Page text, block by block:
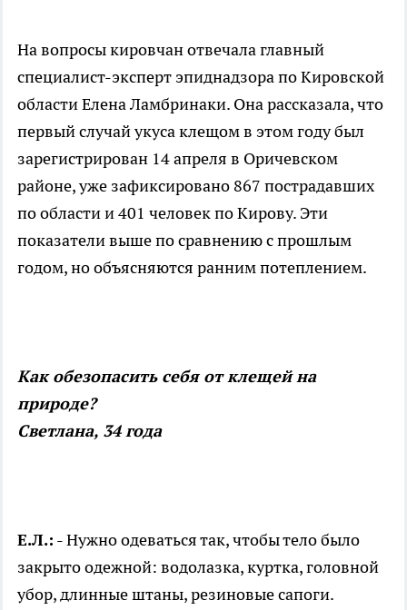
На вопросы кировчан отвечала главный
специалист-эксперт эпиднадзора по Кировской
области Елена Ламбринаки. Она рассказала, что
первый случай укуса клещом в этом году был
зарегистрирован 14 апреля в Оричевском
районе, уже зафиксировано 867 пострадавших
по области и 401 человек по Кирову. Эти
показатели выше по сравнению с прошлым
годом, но объясняются ранним потеплением.
Как обезопасить себя от клещей на
природе?
Светлана, 34 года
Е.Л.: - Нужно одеваться так, чтобы тело было
закрыто одежной: водолазка, куртка, головной
убор, длинные штаны, резиновые сапоги.